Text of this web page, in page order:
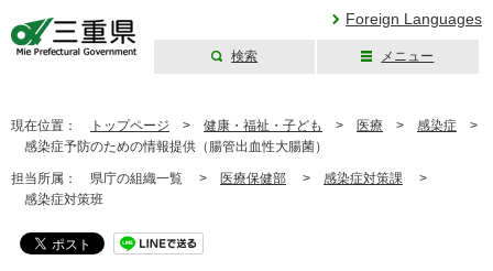
Foreign Languages
検索 メニュー
現在位置： トップページ > 健康・福祉・子ども > 医療 > 感染症 >
感染症予防のための情報提供（腸管出血性大腸菌）
担当所属： 県庁の組織一覧 > 医療保健部 > 感染症対策課 >
感染症対策班